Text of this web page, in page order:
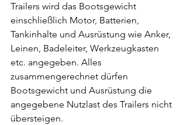
Trailers wird das Bootsgewicht
einschließlich Motor, Batterien,
Tankinhalte und Ausrüstung wie Anker,
Leinen, Badeleiter, Werkzeugkasten
etc. angegeben. Alles
zusammengerechnet dürfen
Bootsgewicht und Ausrüstung die
angegebene Nutzlast des Trailers nicht
übersteigen.